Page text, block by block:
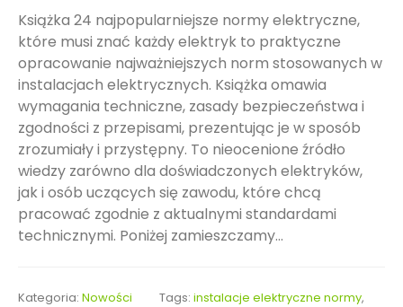
Książka 24 najpopularniejsze normy elektryczne,
które musi znać każdy elektryk to praktyczne
opracowanie najważniejszych norm stosowanych w
instalacjach elektrycznych. Książka omawia
wymagania techniczne, zasady bezpieczeństwa i
zgodności z przepisami, prezentując je w sposób
zrozumiały i przystępny. To nieocenione źródło
wiedzy zarówno dla doświadczonych elektryków,
jak i osób uczących się zawodu, które chcą
pracować zgodnie z aktualnymi standardami
technicznymi. Poniżej zamieszczamy...
Kategoria: Nowości Tags: instalacje elektryczne normy,